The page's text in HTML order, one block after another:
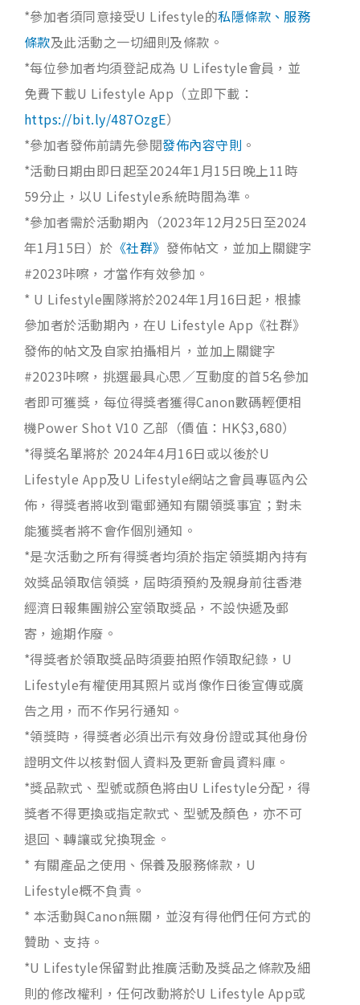
*參加者須同意接受U Lifestyle的私隱條款、服務
條款及此活動之一切細則及條款。
*每位參加者均須登記成為 U Lifestyle會員，並
免費下載U Lifestyle App（立即下載：
https://bit.ly/487OzgE）
*參加者發佈前請先參閱發佈內容守則 。
*活動日期由即日起至2024年1月15日晚上11時
59分止，以U Lifestyle系統時間為準。
*參加者需於活動期內（2023年12月25日至2024
年1月15日）於 《社群》 發佈帖文，並加上關鍵字
#2023咔嚓，才當作有效參加。
* U Lifestyle團隊將於2024年1月16日起，根據
參加者於活動期內，在U Lifestyle App《社群》
發佈的帖文及自家拍攝相片，並加上關鍵字
#2023咔嚓，挑選最具心思／互動度的首5名參加
者即可獲獎，每位得獎者獲得Canon數碼輕便相
機Power Shot V10 乙部（價值：HK$3,680）
*得獎名單將於 2024年4月16日或以後於U
Lifestyle App及U Lifestyle網站之會員專區內公
佈，得獎者將收到電郵通知有關領獎事宜；對未
能獲獎者將不會作個別通知。
*是次活動之所有得獎者均須於指定領獎期內持有
效獎品領取信領獎，屆時須預約及親身前往香港
經濟日報集團辦公室領取獎品，不設快遞及郵
寄，逾期作廢。
*得獎者於領取獎品時須要拍照作領取紀錄，U
Lifestyle有權使用其照片或肖像作日後宣傳或廣
告之用，而不作另行通知。
*領獎時，得獎者必須出示有效身份證或其他身份
證明文件以核對個人資料及更新會員資料庫。
*獎品款式、型號或顏色將由U Lifestyle分配，得
獎者不得更換或指定款式、型號及顏色，亦不可
退回、轉讓或兌換現金。
* 有關產品之使用、保養及服務條款，U
Lifestyle概不負責。
* 本活動與Canon無關，並沒有得他們任何方式的
贊助、支持。
*U Lifestyle保留對此推廣活動及獎品之條款及細
則的修改權利，任何改動將於U Lifestyle App或